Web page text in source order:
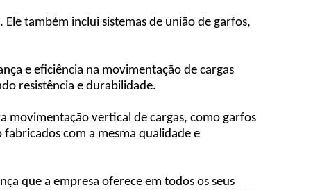
também inclui sistemas de união de garfos,
e eficiência na movimentação de cargas
resistência e durabilidade.
movimentação vertical de cargas, como garfos
com a mesma qualidade e
que a empresa oferece em todos os seus